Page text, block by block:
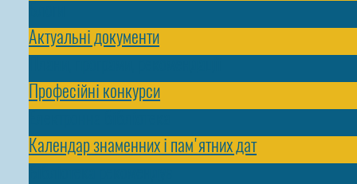
Актуальні документи
Професійні конкурси
Календар знаменних і пам'ятних дат